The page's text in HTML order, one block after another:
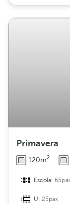
Primavera
120m2
Escola:
U:25pax